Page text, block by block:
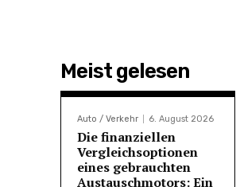
Meist gelesen
Auto / Verkehr 6. August 2026
Die finanziellen
Vergleichsoptionen
eines gebrauchten
Austauschmotors: Ein